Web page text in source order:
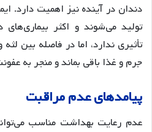
دندان در آینده نیز اهمیت دارد.
تولید می‌شوند و اکثر
تأثیری ندارد، اما در فاصله بین
جرم و غذا باقی بماند و منجر به
پیامدهایعدممراقبت
عدم رعایت بهداشت مناسب